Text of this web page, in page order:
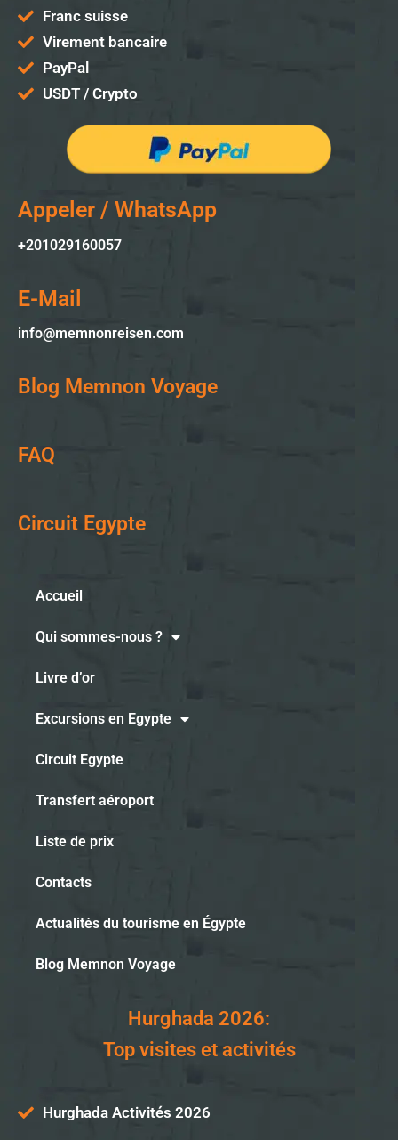
Franc suisse
Virement bancaire
PayPal
USDT / Crypto
Appeler / WhatsApp
+201029160057
E-Mail
info@memnonreisen.com
Blog Memnon Voyage
FAQ
Circuit Egypte
Accueil
Qui sommes-nous ?
Livre d’or
Excursions en Egypte
Circuit Egypte
Transfert aéroport
Liste de prix
Contacts
Actualités du tourisme en Égypte
Blog Memnon Voyage
Hurghada 2026:
Top visites et activités
Hurghada Activités 2026